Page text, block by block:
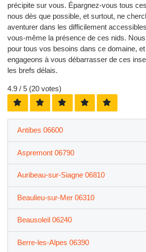
précipite sur vous. Épargnez-vous tous
nous dès que possible, et surtout, ne
aventurer dans les difficilement
vous-même la présence de ces nids.
pour tous vos besoins dans ce domaine,
engageons à vous débarrasser de ces
les brefs délais.
4.9 / 5 (20 votes)
Antibes 06600
Aspremont 06790
Auribeau-sur-Siagne 06810
Beaulieu-sur-Mer 06310
Beausoleil 06240
Berre-les-Alpes 06390